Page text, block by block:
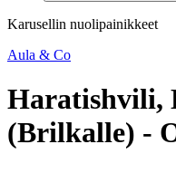
Karusellin nuolipainikkeet
Aula & Co
Haratishvili,
(Brilkalle) -